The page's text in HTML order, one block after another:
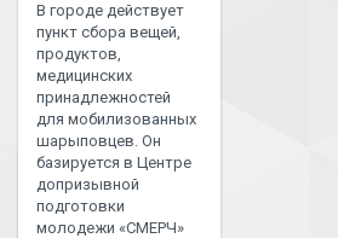
В городе действует
пункт сбора вещей,
продуктов,
медицинских
принадлежностей
для мобилизованных
шарыповцев. Он
базируется в Центре
допризывной
подготовки
молодежи «СМЕРЧ»